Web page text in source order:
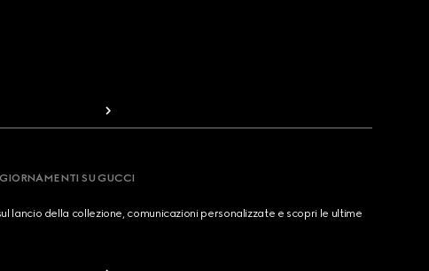
SU GUCCI
lancio della collezione, comunicazioni personalizzate e scopri le ultime